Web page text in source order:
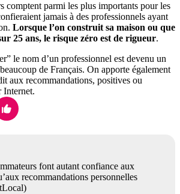
comptent parmi les plus importants pour les
jamais à des professionnels ayant
Lorsque l’on construit sa maison ou que
25 ans, le risque zéro est de rigueur.
le nom d’un professionnel est devenu un
de Français. On apporte également
aux recommandations, positives ou
Internet.
font autant confiance aux
recommandations personnelles